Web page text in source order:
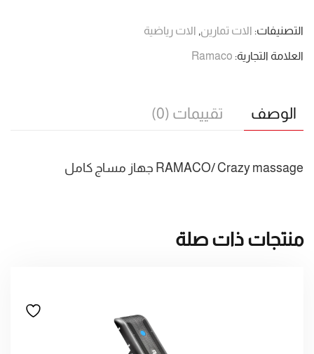
التصنيفات: الات تمارين, الات رياضية
العلامة التجارية: Ramaco
الوصف تقييمات (0)
RAMACO/ Crazy massage جهاز مساج كامل
منتجات ذات صلة